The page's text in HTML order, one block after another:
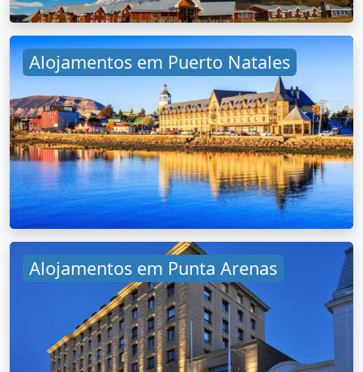
Alojamentos em Puerto Natales
Alojamentos em Punta Arenas